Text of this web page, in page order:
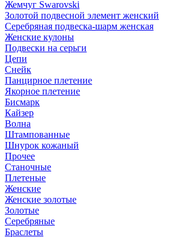
Жемчуг Swarovski
Золотой подвесной элемент женcкий
Серебряная подвеска-шарм женская
Женские кулоны
Подвески на серьги
Цепи
Снейк
Панцирное плетение
Якорное плетение
Бисмарк
Кайзер
Волна
Штампованные
Шнурок кожаный
Прочее
Станочные
Плетеные
Женские
Женские золотые
Золотые
Серебряные
Браслеты